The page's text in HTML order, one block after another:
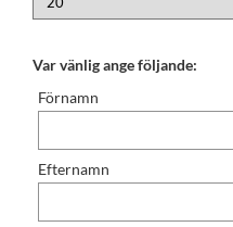
Var vänlig ange följande:
Förnamn
Efternamn